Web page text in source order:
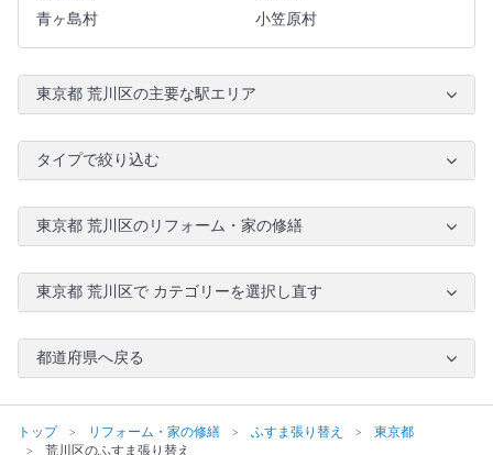
青ヶ島村
小笠原村
東京都 荒川区の主要な駅エリア
タイプで絞り込む
東京都 荒川区のリフォーム・家の修繕
東京都 荒川区で カテゴリーを選択し直す
都道府県へ戻る
トップ リフォーム・家の修繕 ふすま張り替え
東京都
荒川区のふすま張り替え